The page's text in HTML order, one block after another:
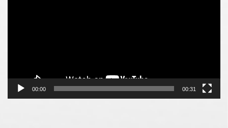
00:00 00:31